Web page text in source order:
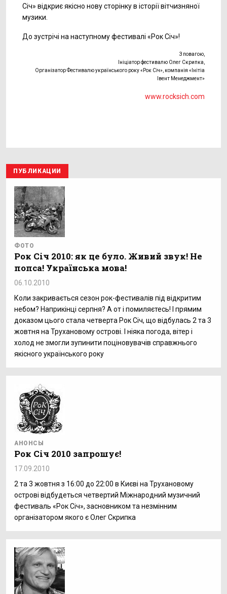
Січ» відкриє якісно нову сторінку в історії вітчизняної
музики.
До зустрічі на наступному фестивалі «Рок Січ»!
З повагою,
Ініціатор фестивалю Олег Скрипка,
Організатор Фестивалю українського року «Рок Січ», компанія «Інітіа
Івент Менеджмент»
www.rocksich.com
ПУБЛИКАЦИИ
ФОТО
Рок Січ 2010: як це було. Живий звук! Не
попса! Українська мова!
06.10.2010
Коли закривається сезон рок-фестивалів під відкритим
небом? Наприкінці серпня? А от і помиляєтесь! І прямим
доказом цього стала четверта Рок Січ, що відбулась 2 та 3
жовтня на Трухановому острові. І ніяка погода, вітер і
холод не змогли зупинити поціновувачів справжнього
якісного українського року
АНОНСЫ
Рок Січ 2010 запрошує!
17.09.2010
2 та 3 жовтня з 16:00 до 22:00 в Києві на Трухановому
острові відбудеться четвертий Міжнародний музичний
фестиваль «Рок Січ», засновником та незмінним
організатором якого є Олег Скрипка